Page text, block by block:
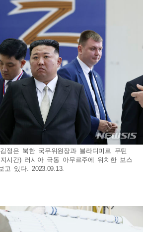
정은 북한 국무위원장과 블라디미르 푸틴
시간) 러시아 극동 아무르주에 위치한 보스
고 있다. 2023.09.13.